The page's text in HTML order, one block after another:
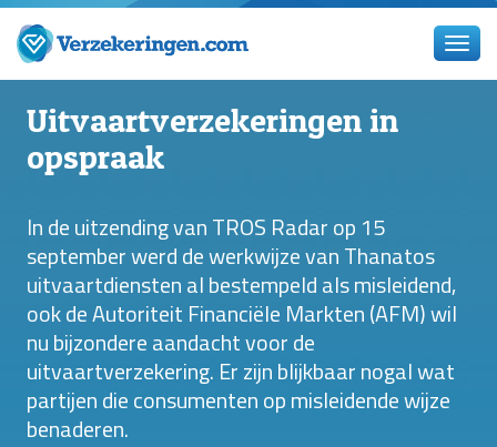
Uitvaartverzekeringen in
opspraak
In de uitzending van TROS Radar op 15
september werd de werkwijze van Thanatos
uitvaartdiensten al bestempeld als misleidend,
ook de Autoriteit Financiële Markten (AFM) wil
nu bijzondere aandacht voor de
uitvaartverzekering. Er zijn blijkbaar nogal wat
partijen die consumenten op misleidende wijze
benaderen.